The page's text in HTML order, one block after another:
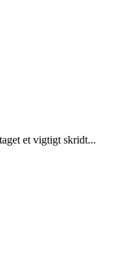
et vigtigt skridt...